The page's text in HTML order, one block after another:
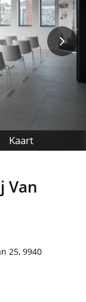
Kaart
Van
25, 9940